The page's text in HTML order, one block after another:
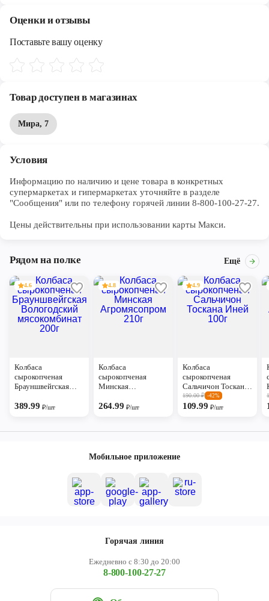
Оценки и отзывы
Поставьте вашу оценку
Товар доступен в магазинах
Мира, 7
Условия
Информацию по наличию и цене товара в конкретных
супермаркетах и гипермаркетах уточняйте в разделе
"Сообщения" или по телефону горячей линии 8-800-100-27-27.
Цены действительны при использовании карты Макси.
Рядом на полке Ещё
4.6
Колбаса
сырокопченая
Брауншвейгская
мясокомбинат 200г
389.99 ₽/шт
4.8
Колбаса
сырокопченая
Минская
264.99 ₽/шт
4.9
Колбаса
сырокопченая
Сальчичон Тоскана
Иней 100г
190.00₽ -42%
109.99 ₽/шт
Мобильное приложение
Горячая линия
Ежедневно с 8:30 до 20:00
8-800-100-27-27